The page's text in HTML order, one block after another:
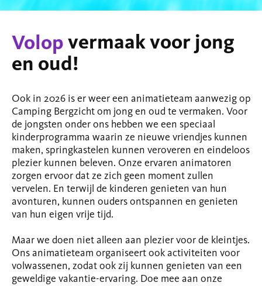
Volopvermaak voor jong
en oud!
Ook in 2026 is er weer een animatieteam aanwezig op
Camping Bergzicht om jong en oud te vermaken. Voor
de jongsten onder ons hebben we een speciaal
kinderprogramma waarin ze nieuwe vriendjes kunnen
maken, springkastelen kunnen veroveren en eindeloos
plezier kunnen beleven. Onze ervaren animatoren
zorgen ervoor dat ze zich geen moment zullen
vervelen. En terwijl de kinderen genieten van hun
avonturen, kunnen ouders ontspannen en genieten
van hun eigen vrije tijd.
Maar we doen niet alleen aan plezier voor de kleintjes.
Ons animatieteam organiseert ook activiteiten voor
volwassenen, zodat ook zij kunnen genieten van een
geweldige vakantie-ervaring. Doe mee aan onze